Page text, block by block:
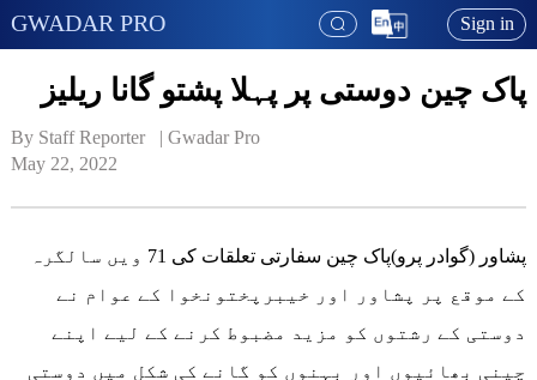
GWADAR PRO Sign in
پاک چین دوستی پر پہلا پشتو گانا ریلیز
By Staff Reporter   | Gwadar Pro
May 22, 2022
کے موقع پر پشاور اور خیبرپختونخوا کے عوام نے
دوستی کے رشتوں کو مزید مضبوط کرنے کے لیے اپنے
چینی بھائیوں اور بہنوں کو گانے کی شکل میں دوستی